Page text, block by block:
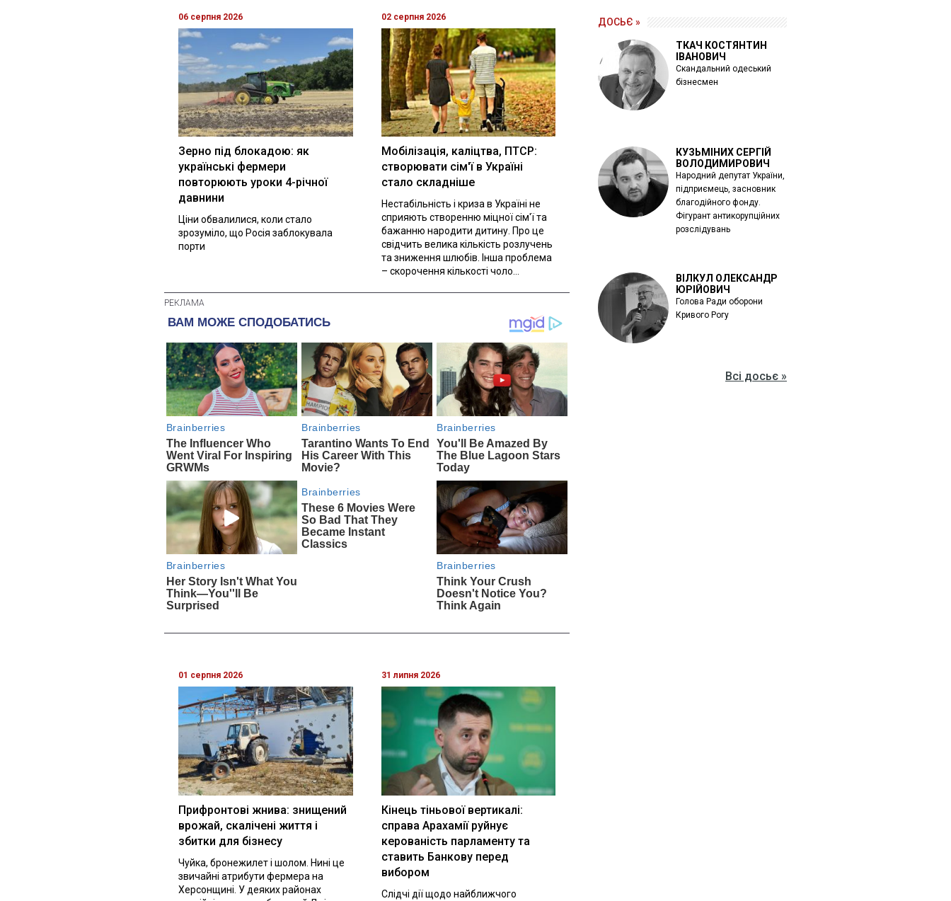
06 серпня 2026
Зерно під блокадою: як
українські фермери
повторюють уроки 4-річної
давнини
Ціни обвалилися, коли стало
зрозуміло, що Росія заблокувала
порти
02 серпня 2026
Мобілізація, каліцтва, ПТСР:
створювати сім'ї в Україні
стало складніше
Нестабільність і криза в Україні не
сприяють створенню міцної сім'ї та
бажанню народити дитину. Про це
свідчить велика кількість розлучень
та зниження шлюбів. Інша проблема
– скорочення кількості чоло...
01 серпня 2026
Прифронтові жнива: знищений
врожай, скалічені життя і
збитки для бізнесу
Чуйка, бронежилет і шолом. Нині це
звичайні атрибути фермера на
Херсонщині. У деяких районах
31 липня 2026
Кінець тіньової вертикалі:
справа Арахамії руйнує
керованість парламенту та
ставить Банкову перед
вибором
Слідчі дії щодо найближчого
ДОСЬЄ »
ТКАЧ КОСТЯНТИН
ІВАНОВИЧ
Скандальний одеський
бізнесмен
КУЗЬМІНИХ СЕРГІЙ
ВОЛОДИМИРОВИЧ
Народний депутат України,
підприємець, засновник
благодійного фонду.
Фігурант антикорупційних
розслідувань
ВІЛКУЛ ОЛЕКСАНДР
ЮРІЙОВИЧ
Голова Ради оборони
Кривого Рогу
Всі досьє »